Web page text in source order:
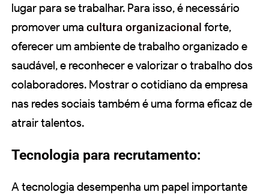
lugar para se trabalhar. Para isso, é necessário
promover uma cultura organizacional forte,
oferecer um ambiente de trabalho organizado e
saudável, e reconhecer e valorizar o trabalho dos
colaboradores. Mostrar o cotidiano da empresa
nas redes sociais também é uma forma eficaz de
atrair talentos.
Tecnologia para recrutamento:
A tecnologia desempenha um papel importante